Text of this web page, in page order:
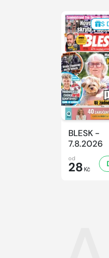
S
BLESK -
7.8.2026
od
28 Kč